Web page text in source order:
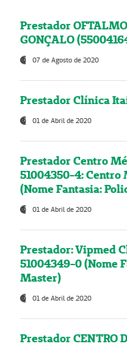
Prestador
GONÇALO
07 de Agosto de 2020
Prestador Clínica
01 de Abril de 2020
Prestador Centro
51004350-4:
(Nome Fantasia:
01 de Abril de 2020
Prestador: Vipmed
51004349-0 (Nome
Master)
01 de Abril de 2020
Prestador CENTRO